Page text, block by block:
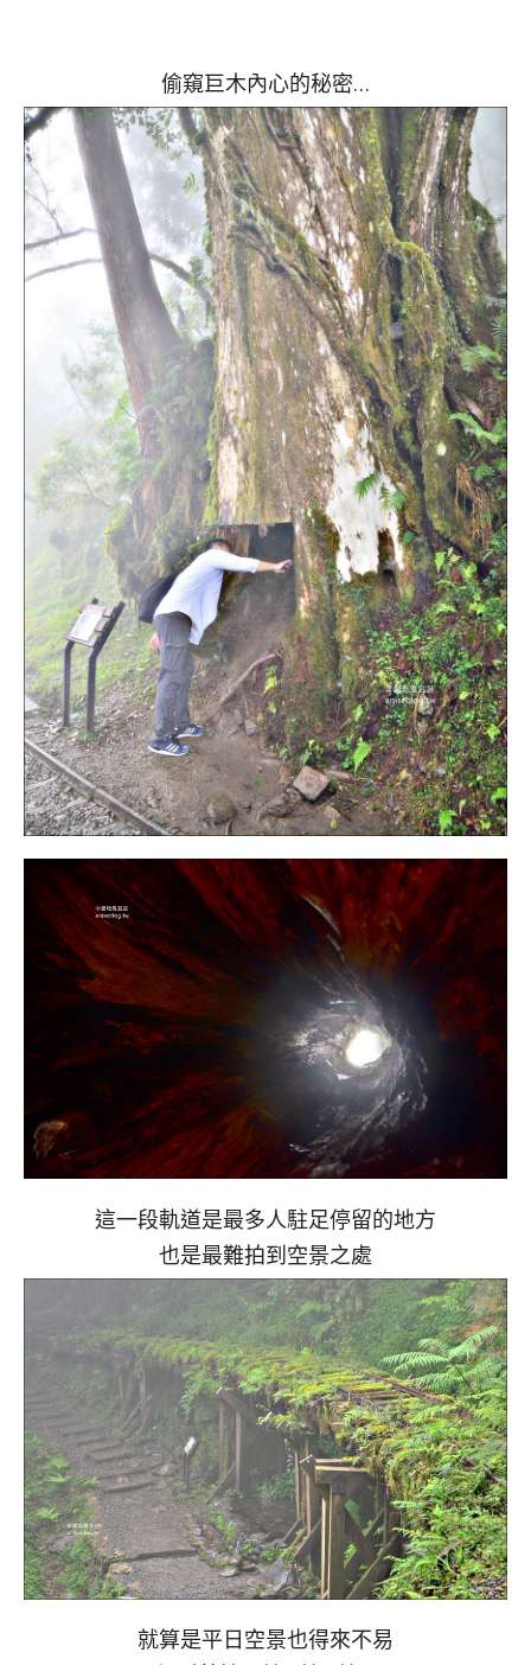
偷窺巨木內心的秘密…
這一段軌道是最多人駐足停留的地方
也是最難拍到空景之處
就算是平日空景也得來不易